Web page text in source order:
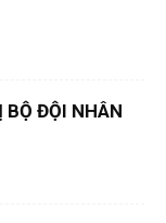
BỘ ĐỘI NHÂN